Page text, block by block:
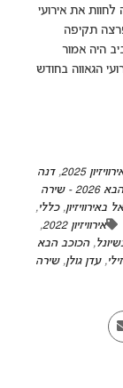
את אירועי
תקיפה
היה אמור
הגאווה בחודש
2025
,דנה
הכוכב הבא 2026 - שירה
באירוויזיון,כללי,
אירוויזיון 2022
,
,הכוכב הבא
,עדן גולן,שירה